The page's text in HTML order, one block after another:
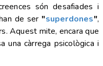
són desafiades i
de ser "superdones",
Aquest mite, encara que
una càrrega psicològica i